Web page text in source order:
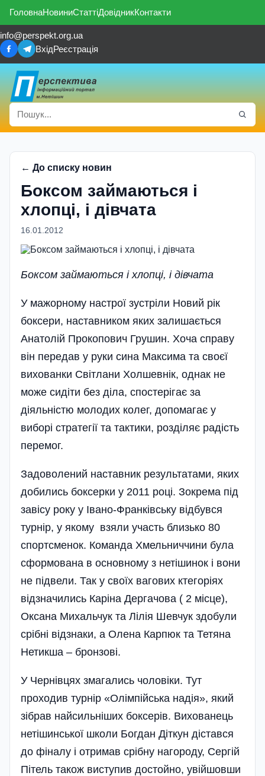
ГоловнаНовиниСтаттіДовідникКонтакти
info@perspekt.org.ua
ВхідРеєстрація
← До списку новин
Боксом займаються і
хлопці, і дівчата
16.01.2012
Боксом займаються і хлопці, і дівчата
У мажорному настрої зустріли Новий рік
боксери, наставником яких залишається
Анатолій Прокопович Грушин. Хоча справу
він передав у руки сина Максима та своєї
вихованки Світлани Холшевнік, однак не
може сидіти без діла, спостерігає за
діяльністю молодих колег, допомагає у
виборі стратегії та тактики, розділяє радість
перемог.
Задоволений наставник результатами, яких
добились боксерки у 2011 році. Зокрема під
завісу року у Івано-Франківську відбувся
турнір, у якому взяли участь близько 80
спортсменок. Команда Хмельниччини була
сформована в основному з нетішинок і вони
не підвели. Так у своїх вагових ктегоріях
відзначились Каріна Дергачова ( 2 місце),
Оксана Михальчук та Лілія Шевчук здобули
срібні відзнаки, а Олена Карпюк та Тетяна
Нетикша – бронзові.
У Чернівцях змагались чоловіки. Тут
проходив турнір «Олі­мпійська надія», який
зібрав найсильніших боксерів. Вихова­­нець
нетішинської школи Богдан Діткун дістався
до фіналу і отримав срібну нагороду, Сергій
Пітель також виступив достойно, увійшовши